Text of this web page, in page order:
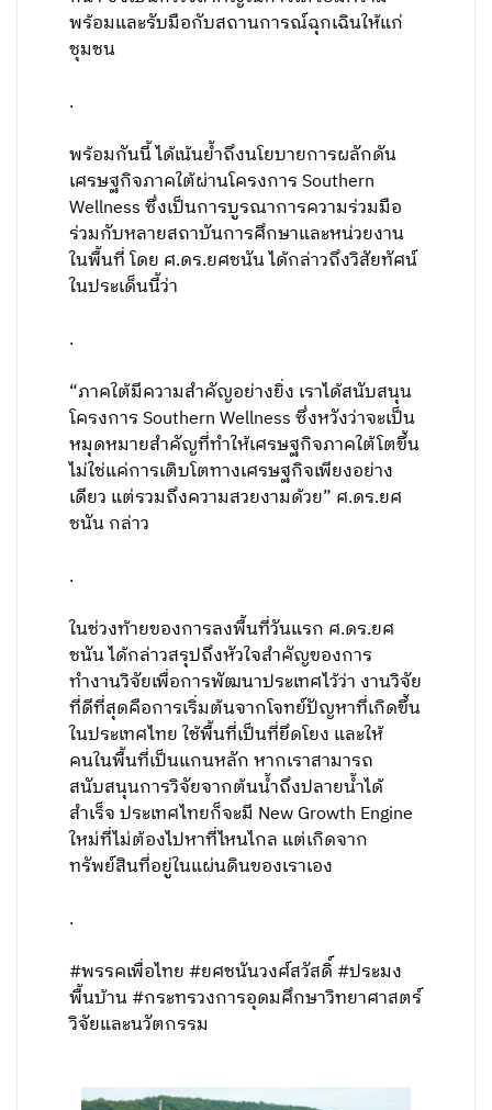
พร้อมและรับมือกับสถานการณ์ฉุกเฉินให้แก่
ชุมชน
.
พร้อมกันนี้ ได้เน้นย้ำถึงนโยบายการผลักดัน
เศรษฐกิจภาคใต้ผ่านโครงการ Southern
Wellness ซึ่งเป็นการบูรณาการความร่วมมือ
ร่วมกับหลายสถาบันการศึกษาและหน่วยงาน
ในพื้นที่ โดย ศ.ดร.ยศชนัน ได้กล่าวถึงวิสัยทัศน์
ในประเด็นนี้ว่า
.
“ภาคใต้มีความสำคัญอย่างยิ่ง เราได้สนับสนุน
โครงการ Southern Wellness ซึ่งหวังว่าจะเป็น
หมุดหมายสำคัญที่ทำให้เศรษฐกิจภาคใต้โตขึ้น
ไม่ใช่แค่การเติบโตทางเศรษฐกิจเพียงอย่าง
เดียว แต่รวมถึงความสวยงามด้วย” ศ.ดร.ยศ
ชนัน กล่าว
.
ในช่วงท้ายของการลงพื้นที่วันแรก ศ.ดร.ยศ
ชนัน ได้กล่าวสรุปถึงหัวใจสำคัญของการ
ทำงานวิจัยเพื่อการพัฒนาประเทศไว้ว่า งานวิจัย
ที่ดีที่สุดคือการเริ่มต้นจากโจทย์ปัญหาที่เกิดขึ้น
ในประเทศไทย ใช้พื้นที่เป็นที่ยึดโยง และให้
คนในพื้นที่เป็นแกนหลัก หากเราสามารถ
สนับสนุนการวิจัยจากต้นน้ำถึงปลายน้ำได้
สำเร็จ ประเทศไทยก็จะมี New Growth Engine
ใหม่ที่ไม่ต้องไปหาที่ไหนไกล แต่เกิดจาก
ทรัพย์สินที่อยู่ในแผ่นดินของเราเอง
.
#พรรคเพื่อไทย #ยศชนันวงศ์สวัสดิ์ #ประมง
พื้นบ้าน #กระทรวงการอุดมศึกษาวิทยาศาสตร์
วิจัยและนวัตกรรม